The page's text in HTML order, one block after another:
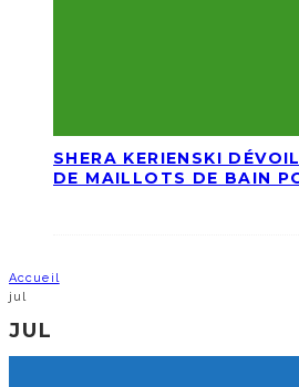
SHERA KERIENSKI
DE MAILLOTS DE BAIN
Accueil
jul
JUL